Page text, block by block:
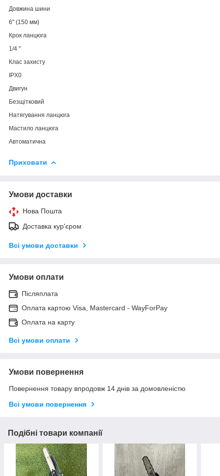
Довжина шини
6" (150 мм)
Крок ланцюга
1/4 ''
Клас захисту
IPX0
Двигун
Безщітковий
Натягування ланцюга
Мастило ланцюга
Автоматична
Приховати
Умови доставки
Нова Пошта
Доставка кур'єром
Всі умови доставки
Умови оплати
Післяплата
Оплата картою Visa, Mastercard - WayForPay
Оплата на карту
Всі умови оплати
Умови повернення
Повернення товару впродовж 14 днів за домовленістю
Всі умови повернення
Подібні товари компанії